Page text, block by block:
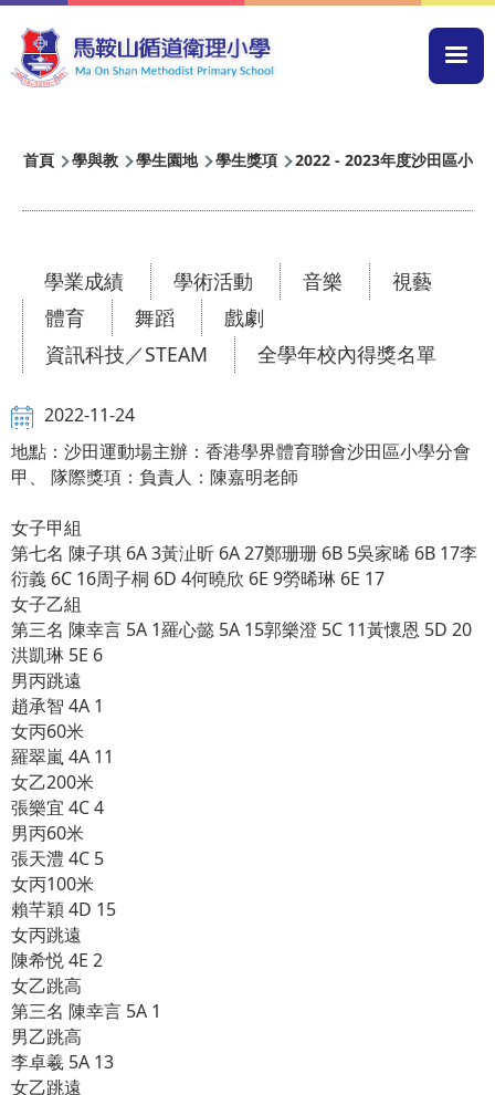
移至主內容
導
連
首頁 學與教 學生園地 學生獎項 2022 - 2023年度沙田區小學
學業成績 學術活動 音樂
視藝
體育
舞蹈
戲劇
資訊科技／STEAM
全學年校內得獎名單
2022-11-24
地點：沙田運動場主辦：香港學界體育聯會沙田區小學分會
甲、 隊際獎項：負責人：陳嘉明老師
女子甲組
第七名 陳子琪 6A 3黃沚昕 6A 27鄭珊珊 6B 5吳家晞 6B 17李
衍義 6C 16周子桐 6D 4何曉欣 6E 9勞晞琳 6E 17
女子乙組
第三名 陳幸言 5A 1羅心懿 5A 15郭樂澄 5C 11黃懷恩 5D 20
洪凱琳 5E 6
男丙跳遠
趙承智 4A 1
女丙60米
羅翠嵐 4A 11
女乙200米
張樂宜 4C 4
男丙60米
張天澧 4C 5
女丙100米
賴芊穎 4D 15
女丙跳遠
陳希悦 4E 2
女乙跳高
第三名 陳幸言 5A 1
男乙跳高
李卓羲 5A 13
女乙跳遠